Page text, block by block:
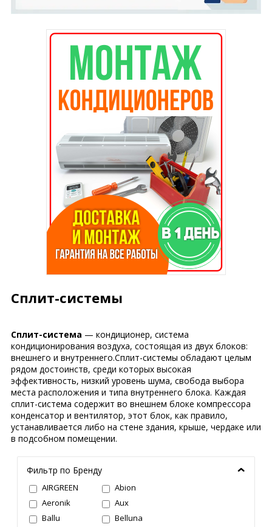
Сплит-системы
Сплит-система — кондиционер, система
кондиционирования воздуха, состоящая из двух блоков:
внешнего и внутреннего.Сплит-системы обладают целым
рядом достоинств, среди которых высокая
эффективность, низкий уровень шума, свобода выбора
места расположения и типа внутреннего блока. Каждая
сплит-система содержит во внешнем блоке компрессора
конденсатор и вентилятор, этот блок, как правило,
устанавливается либо на стене здания, крыше, чердаке или
в подсобном помещении.
Фильтр по Бренду
AIRGREEN
Abion
Aeronik
Aux
Ballu
Belluna